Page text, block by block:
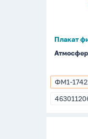
Плакат
ФМ1-
17421
ФМ1-